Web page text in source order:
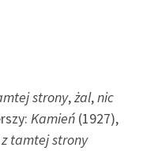
strony,żal,nic
Kamień (1927),
tamtej strony